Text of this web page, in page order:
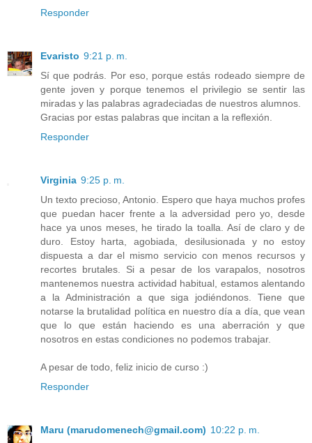
Responder
Evaristo 9:21 p. m.
Sí que podrás. Por eso, porque estás rodeado siempre de
gente joven y porque tenemos el privilegio se sentir las
miradas y las palabras agradeciadas de nuestros alumnos.
Gracias por estas palabras que incitan a la reflexión.
Responder
Virginia 9:25 p. m.
Un texto precioso, Antonio. Espero que haya muchos profes
que puedan hacer frente a la adversidad pero yo, desde
hace ya unos meses, he tirado la toalla. Así de claro y de
duro. Estoy harta, agobiada, desilusionada y no estoy
dispuesta a dar el mismo servicio con menos recursos y
recortes brutales. Si a pesar de los varapalos, nosotros
mantenemos nuestra actividad habitual, estamos alentando
a la Administración a que siga jodiéndonos. Tiene que
notarse la brutalidad política en nuestro día a día, que vean
que lo que están haciendo es una aberración y que
nosotros en estas condiciones no podemos trabajar.
A pesar de todo, feliz inicio de curso :)
Responder
Maru (marudomenech@gmail.com) 10:22 p. m.